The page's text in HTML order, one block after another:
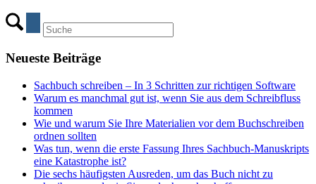
Neueste Beiträge
Sachbuch schreiben – In 3 Schritten zur richtigen Software
Warum es manchmal gut ist, wenn Sie aus dem Schreibfluss
kommen
Wie und warum Sie Ihre Materialien vor dem Buchschreiben
ordnen sollten
Was tun, wenn die erste Fassung Ihres Sachbuch-Manuskripts
eine Katastrophe ist?
Die sechs häufigsten Ausreden, um das Buch nicht zu